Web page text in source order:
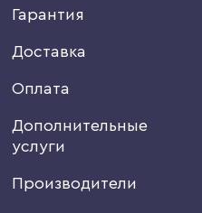
Гарантия
Доставка
Оплата
Дополнительные
услуги
Производители